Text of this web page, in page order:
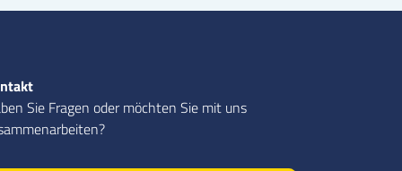
Sie Fragen oder möchten Sie mit uns